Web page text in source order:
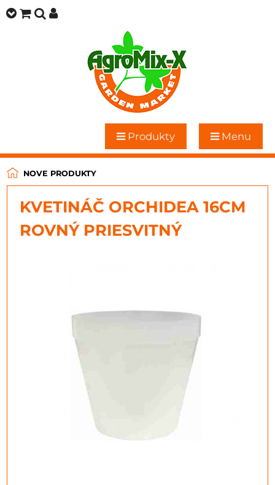
Produkty Menu
NOVE PRODUKTY
KVETINÁČ ORCHIDEA 16CM
ROVNÝ PRIESVITNÝ